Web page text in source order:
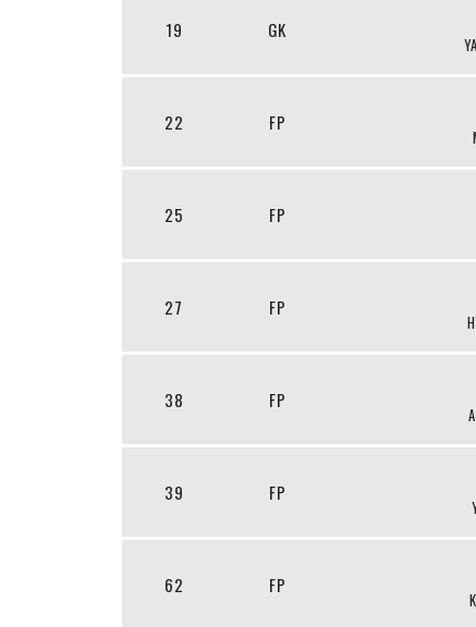
19 GK
22 FP
25 FP
27 FP
38 FP
39 FP
62 FP